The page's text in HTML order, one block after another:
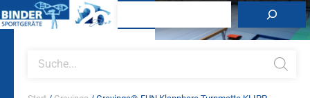
Inhalt
search